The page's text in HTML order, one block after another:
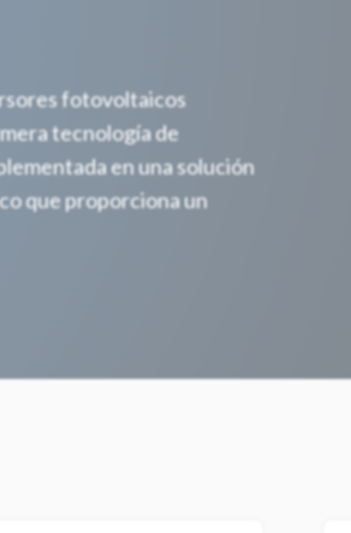
fotovoltaicos
tecnología de
en una solución
que proporciona un